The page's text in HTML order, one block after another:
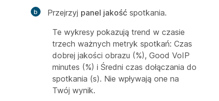
Przejrzyj panel jakość spotkania.
Te wykresy pokazują trend w czasie
trzech ważnych metryk spotkań: Czas
dobrej jakości obrazu (%), Good VoIP
minutes (%) i Średni czas dołączania do
spotkania (s). Nie wpływają one na
Twój wynik.